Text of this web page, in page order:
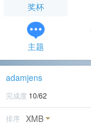
奖杯
主题
adamjens
完成度 10/62
排序 XMB